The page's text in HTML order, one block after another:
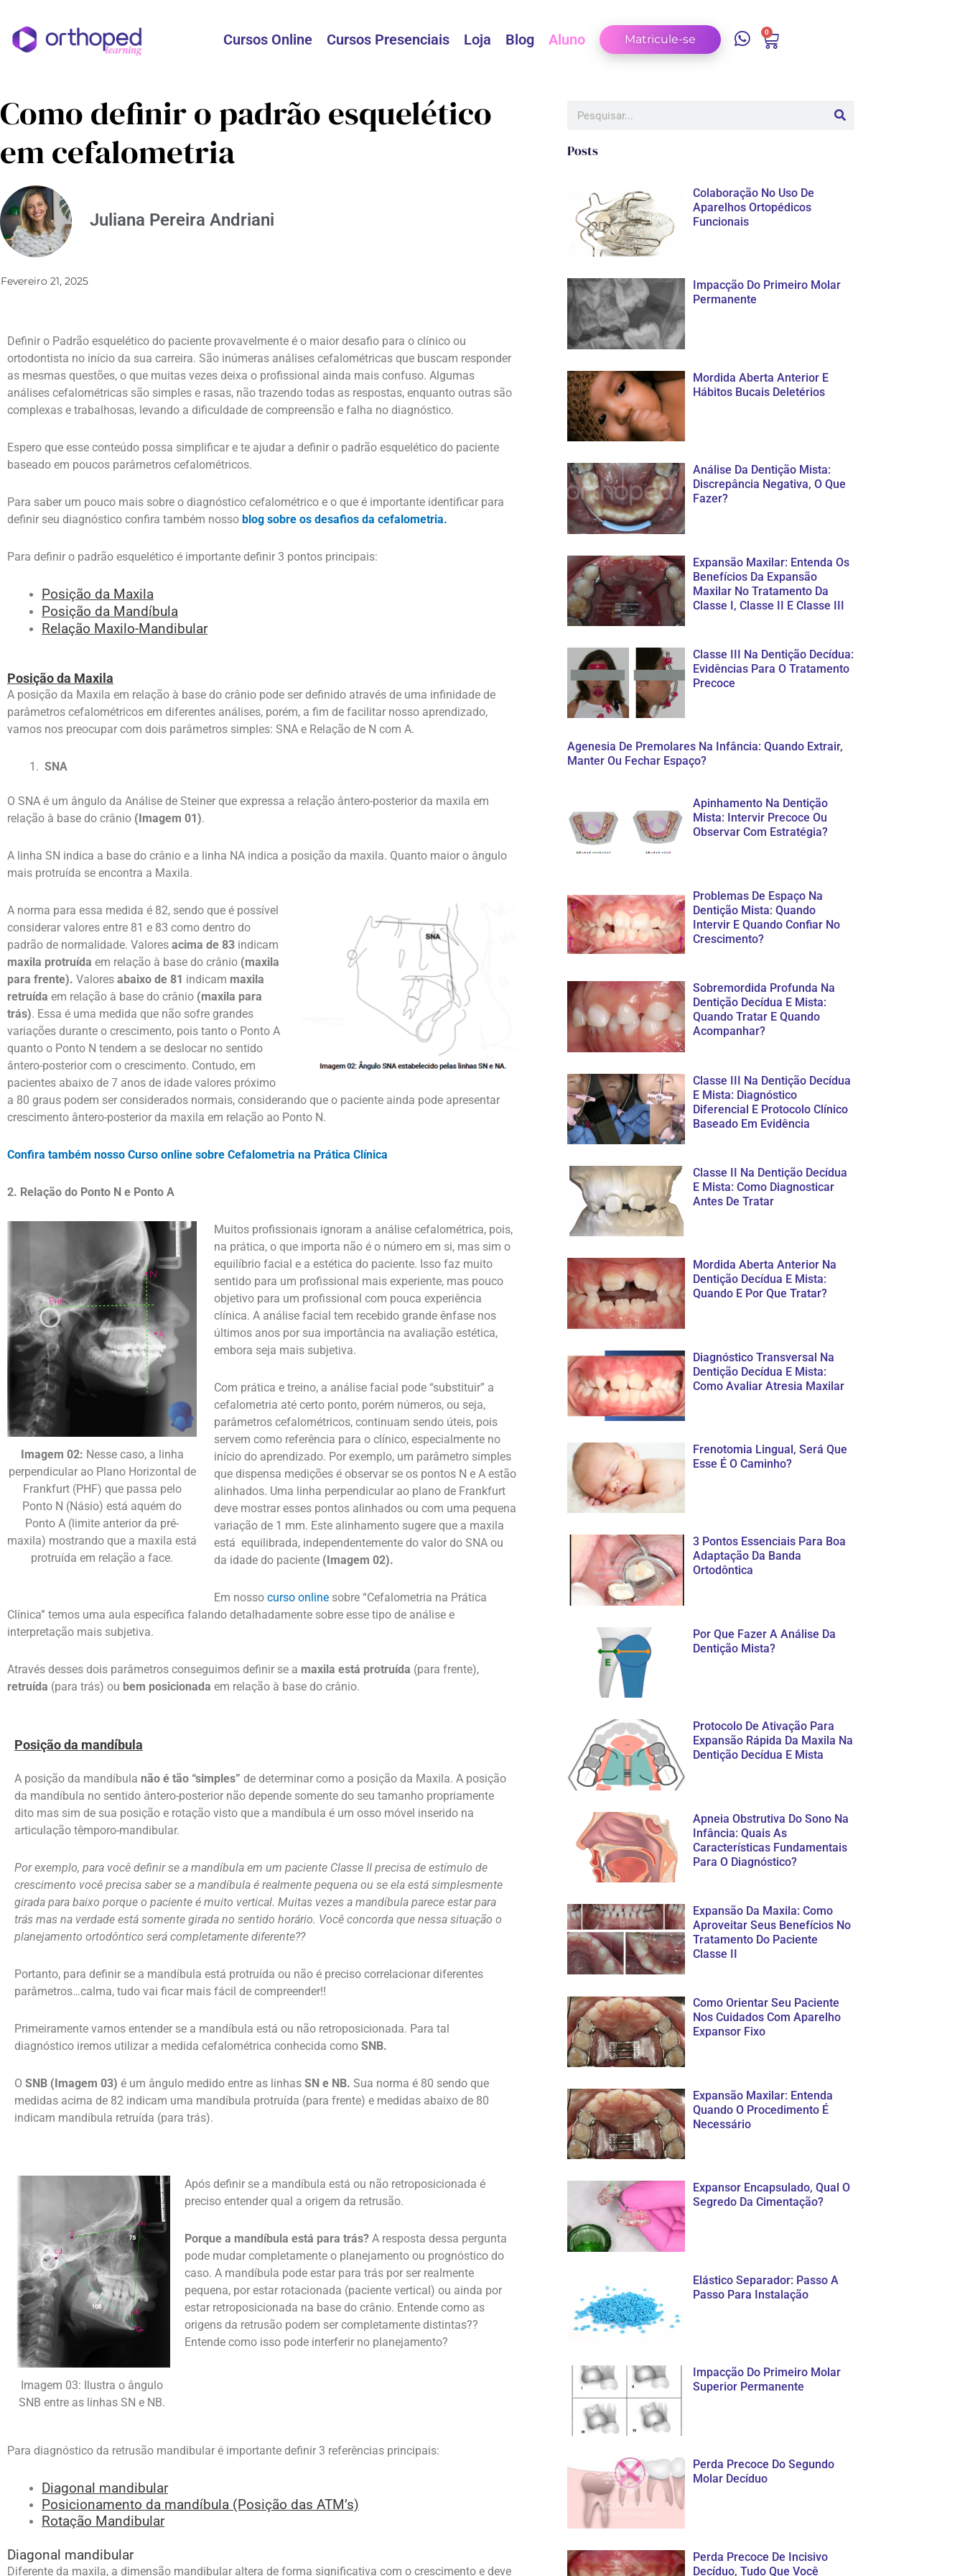
Cursos Online Cursos Presenciais Loja Blog Aluno Matricule-se
0
Como definir o padrão esquelético
em cefalometria
Juliana Pereira Andriani
Fevereiro 21, 2025
Definir o Padrão esquelético do paciente provavelmente é o maior desafio para o clínico ou
ortodontista no início da sua carreira. São inúmeras análises cefalométricas que buscam responder
as mesmas questões, o que muitas vezes deixa o profissional ainda mais confuso. Algumas
análises cefalométricas são simples e rasas, não trazendo todas as respostas, enquanto outras são
complexas e trabalhosas, levando a dificuldade de compreensão e falha no diagnóstico.
Espero que esse conteúdo possa simplificar e te ajudar a definir o padrão esquelético do paciente
baseado em poucos parâmetros cefalométricos.
Para saber um pouco mais sobre o diagnóstico cefalométrico e o que é importante identificar para
definir seu diagnóstico confira também nosso blog sobre os desafios da cefalometria.
Para definir o padrão esquelético é importante definir 3 pontos principais:
Posição da Maxila
Posição da Mandíbula
Relação Maxilo-Mandibular
Posição da Maxila
A posição da Maxila em relação à base do crânio pode ser definido através de uma infinidade de
parâmetros cefalométricos em diferentes análises, porém, a fim de facilitar nosso aprendizado,
vamos nos preocupar com dois parâmetros simples: SNA e Relação de N com A.
SNA
O SNA é um ângulo da Análise de Steiner que expressa a relação ântero-posterior da maxila em
relação à base do crânio (Imagem 01).
A linha SN indica a base do crânio e a linha NA indica a posição da maxila. Quanto maior o ângulo
mais protruída se encontra a Maxila.
A norma para essa medida é 82, sendo que é possível
considerar valores entre 81 e 83 como dentro do
padrão de normalidade. Valores acima de 83 indicam
maxila protruída em relação à base do crânio (maxila
para frente). Valores abaixo de 81 indicam maxila
retruída em relação à base do crânio (maxila para
trás). Essa é uma medida que não sofre grandes
variações durante o crescimento, pois tanto o Ponto A
quanto o Ponto N tendem a se deslocar no sentido
ântero-posterior com o crescimento. Contudo, em
pacientes abaixo de 7 anos de idade valores próximo
a 80 graus podem ser considerados normais, considerando que o paciente ainda pode apresentar
crescimento ântero-posterior da maxila em relação ao Ponto N.
Confira também nosso Curso online sobre Cefalometria na Prática Clínica
2. Relação do Ponto N e Ponto A
Imagem 02: Nesse caso, a linha
perpendicular ao Plano Horizontal de
Frankfurt (PHF) que passa pelo
Ponto N (Násio) está aquém do
Ponto A (limite anterior da pré-
maxila) mostrando que a maxila está
protruída em relação a face.
Muitos profissionais ignoram a análise cefalométrica, pois,
na prática, o que importa não é o número em si, mas sim o
equilíbrio facial e a estética do paciente. Isso faz muito
sentido para um profissional mais experiente, mas pouco
objetivo para um profissional com pouca experiência
clínica. A análise facial tem recebido grande ênfase nos
últimos anos por sua importância na avaliação estética,
embora seja mais subjetiva.
Com prática e treino, a análise facial pode “substituir” a
cefalometria até certo ponto, porém números, ou seja,
parâmetros cefalométricos, continuam sendo úteis, pois
servem como referência para o clínico, especialmente no
início do aprendizado. Por exemplo, um parâmetro simples
que dispensa medições é observar se os pontos N e A estão
alinhados. Uma linha perpendicular ao plano de Frankfurt
deve mostrar esses pontos alinhados ou com uma pequena
variação de 1 mm. Este alinhamento sugere que a maxila
está equilibrada, independentemente do valor do SNA ou
da idade do paciente (Imagem 02).
Em nosso curso online sobre “Cefalometria na Prática
Clínica” temos uma aula específica falando detalhadamente sobre esse tipo de análise e
interpretação mais subjetiva.
Através desses dois parâmetros conseguimos definir se a maxila está protruída (para frente),
retruída (para trás) ou bem posicionada em relação à base do crânio.
Posição da mandíbula
A posição da mandíbula não é tão “simples” de determinar como a posição da Maxila. A posição
da mandíbula no sentido ântero-posterior não depende somente do seu tamanho propriamente
dito mas sim de sua posição e rotação visto que a mandíbula é um osso móvel inserido na
articulação têmporo-mandibular.
Por exemplo, para você definir se a mandíbula em um paciente Classe II precisa de estímulo de
crescimento você precisa saber se a mandíbula é realmente pequena ou se ela está simplesmente
girada para baixo porque o paciente é muito vertical. Muitas vezes a mandíbula parece estar para
trás mas na verdade está somente girada no sentido horário. Você concorda que nessa situação o
planejamento ortodôntico será completamente diferente??
Portanto, para definir se a mandíbula está protruída ou não é preciso correlacionar diferentes
parâmetros…calma, tudo vai ficar mais fácil de compreender!!
Primeiramente vamos entender se a mandíbula está ou não retroposicionada. Para tal
diagnóstico iremos utilizar a medida cefalométrica conhecida como SNB.
O SNB (Imagem 03) é um ângulo medido entre as linhas SN e NB. Sua norma é 80 sendo que
medidas acima de 82 indicam uma mandíbula protruída (para frente) e medidas abaixo de 80
indicam mandíbula retruída (para trás).
Imagem 03: Ilustra o ângulo
SNB entre as linhas SN e NB.
Após definir se a mandíbula está ou não retroposicionada é
preciso entender qual a origem da retrusão.
Porque a mandíbula está para trás?A resposta dessa pergunta
pode mudar completamente o planejamento ou prognóstico do
caso. A mandíbula pode estar para trás por ser realmente
pequena, por estar rotacionada (paciente vertical) ou ainda por
estar retroposicionada na base do crânio. Entende como as
origens da retrusão podem ser completamente distintas??
Entende como isso pode interferir no planejamento?
Para diagnóstico da retrusão mandibular é importante definir 3 referências principais:
Diagonal mandibular
Posicionamento da mandíbula (Posição das ATM’s)
Rotação Mandibular
Diagonal mandibular
Diferente da maxila, a dimensão mandibular altera de forma significativa com o crescimento e deve
Posts
Colaboração No Uso De
Aparelhos Ortopédicos
Funcionais
Impacção Do Primeiro Molar
Permanente
Mordida Aberta Anterior E
Hábitos Bucais Deletérios
Análise Da Dentição Mista:
Discrepância Negativa, O Que
Fazer?
Expansão Maxilar: Entenda Os
Benefícios Da Expansão
Maxilar No Tratamento Da
Classe I, Classe II E Classe III
Classe III Na Dentição Decídua:
Evidências Para O Tratamento
Precoce
Agenesia De Premolares Na Infância: Quando Extrair,
Manter Ou Fechar Espaço?
Apinhamento Na Dentição
Mista: Intervir Precoce Ou
Observar Com Estratégia?
Problemas De Espaço Na
Dentição Mista: Quando
Intervir E Quando Confiar No
Crescimento?
Sobremordida Profunda Na
Dentição Decídua E Mista:
Quando Tratar E Quando
Acompanhar?
Classe III Na Dentição Decídua
E Mista: Diagnóstico
Diferencial E Protocolo Clínico
Baseado Em Evidência
Classe II Na Dentição Decídua
E Mista: Como Diagnosticar
Antes De Tratar
Mordida Aberta Anterior Na
Dentição Decídua E Mista:
Quando E Por Que Tratar?
Diagnóstico Transversal Na
Dentição Decídua E Mista:
Como Avaliar Atresia Maxilar
Frenotomia Lingual, Será Que
Esse É O Caminho?
3 Pontos Essenciais Para Boa
Adaptação Da Banda
Ortodôntica
Por Que Fazer A Análise Da
Dentição Mista?
Protocolo De Ativação Para
Expansão Rápida Da Maxila Na
Dentição Decídua E Mista
Apneia Obstrutiva Do Sono Na
Infância: Quais As
Características Fundamentais
Para O Diagnóstico?
Expansão Da Maxila: Como
Aproveitar Seus Benefícios No
Tratamento Do Paciente
Classe II
Como Orientar Seu Paciente
Nos Cuidados Com Aparelho
Expansor Fixo
Expansão Maxilar: Entenda
Quando O Procedimento É
Necessário
Expansor Encapsulado, Qual O
Segredo Da Cimentação?
Elástico Separador: Passo A
Passo Para Instalação
Impacção Do Primeiro Molar
Superior Permanente
Perda Precoce Do Segundo
Molar Decíduo
Perda Precoce De Incisivo
Decíduo, Tudo Que Você